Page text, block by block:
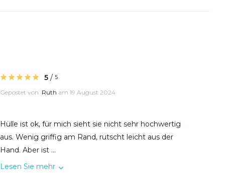
5 /5
Gepostet von: Ruth am 19 August 2024
Hülle ist ok, für mich sieht sie nicht sehr hochwertig
aus. Wenig griffig am Rand, rutscht leicht aus der
Hand. Aber ist ...
Lesen Sie mehr